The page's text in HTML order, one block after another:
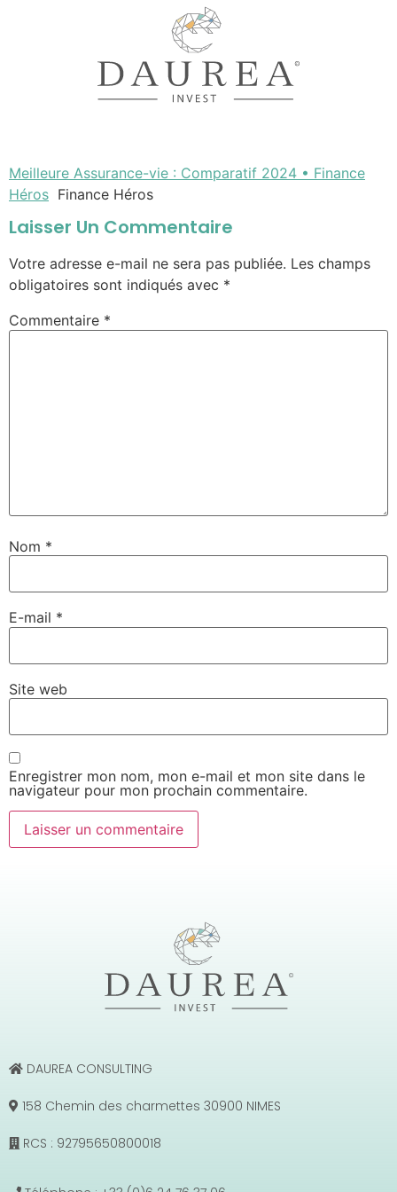
Meilleure Assurance-vie : Comparatif 2024 • Finance
Héros Finance Héros
Laisser Un Commentaire
Votre adresse e-mail ne sera pas publiée. Les champs
obligatoires sont indiqués avec *
Commentaire *
Nom *
E-mail *
Site web
Enregistrer mon nom, mon e-mail et mon site dans le
navigateur pour mon prochain commentaire.
DAUREA CONSULTING
158 Chemin des charmettes 30900 NIMES
RCS : 92795650800018